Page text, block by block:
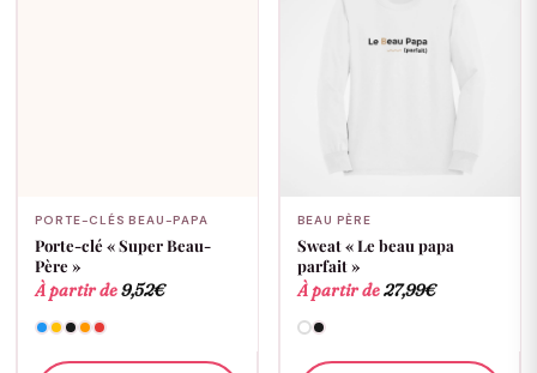
PORTE-CLÉS BEAU-PAPA
Porte-clé « Super Beau-
Père »
À partir de9,52€
BEAU PÈRE
Sweat « Le beau papa
parfait »
À partir de27,99€